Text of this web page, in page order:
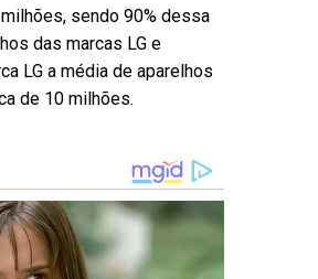
sendo 90% dessa
das marcas LG e
LG a média de aparelhos
de 10 milhões.